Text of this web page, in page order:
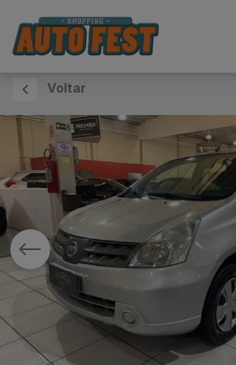
Voltar